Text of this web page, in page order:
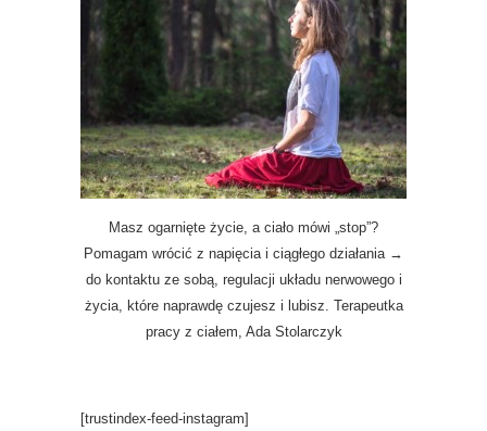
Masz ogarnięte życie, a ciało mówi „stop”?
Pomagam wrócić z napięcia i ciągłego działania →
do kontaktu ze sobą, regulacji układu nerwowego i
życia, które naprawdę czujesz i lubisz. Terapeutka
pracy z ciałem, Ada Stolarczyk
[trustindex-feed-instagram]